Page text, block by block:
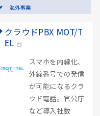
海外事業
クラウドPBX MOT/T
EL
スマホを内線化、
外線番号での発信
が可能になるクラ
ウド電話。官公庁
など導入社数